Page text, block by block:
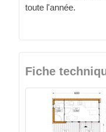
toute l'année.
Fiche